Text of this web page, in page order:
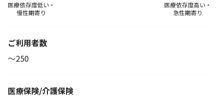
医療依存度低い・
慢性期寄り
医療依存度高い・
急性期寄り
ご利用者数
〜250
医療保険/介護保険